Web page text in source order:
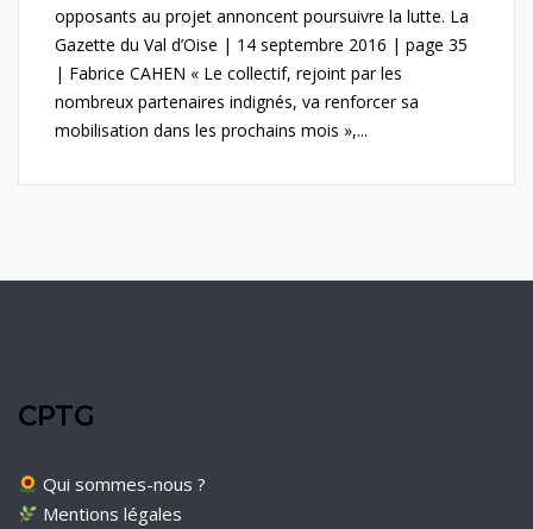
opposants au projet annoncent poursuivre la lutte. La
Gazette du Val d’Oise | 14 septembre 2016 | page 35
| Fabrice CAHEN « Le collectif, rejoint par les
nombreux partenaires indignés, va renforcer sa
mobilisation dans les prochains mois »,...
CPTG
Qui sommes-nous ?
Mentions légales